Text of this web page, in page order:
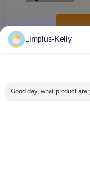
多く超音波盲目の洗剤
Limplus-Kelly
Good day, what product are